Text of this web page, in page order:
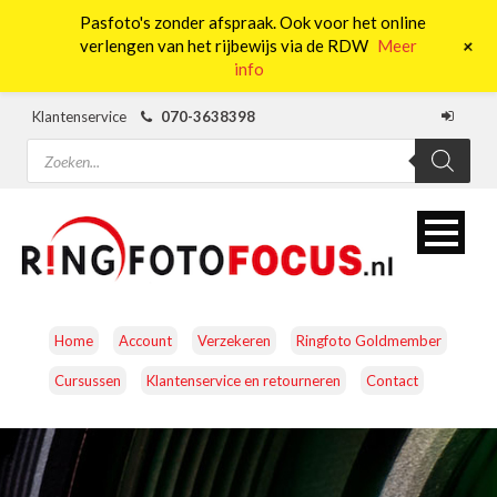
Klantenservice
070-3638398
Producten
zoeken
Home Account Verzekeren Ringfoto Goldmember
Cursussen Klantenservice en retourneren Contact
CAMERA’S OBJECTIEVEN ACCESSOIRES
Pasfoto's zonder afspraak. Ook voor het online
verlengen van het rijbewijs via de RDW Meer
info
+